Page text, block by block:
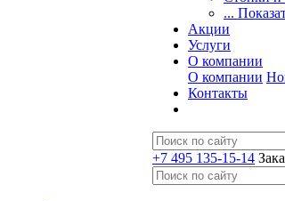
...
Акции
Услуги
О компании
О компании
Контакты
+7 495 135-15-14